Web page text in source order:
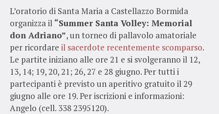
L’oratorio di Santa Maria a Castellazzo Bormida
organizza il “Summer Santa Volley: Memorial
don Adriano”, un torneo di pallavolo amatoriale
per ricordare il sacerdote recentemente scomparso.
Le partite iniziano alle ore 21 e si svolgeranno il 12,
13, 14; 19, 20, 21; 26, 27 e 28 giugno. Per tutti i
partecipanti è previsto un aperitivo gratuito il 29
giugno alle ore 19. Per iscrizioni e informazioni:
Angelo (cell. 338 2395120).